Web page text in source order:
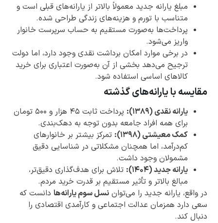
مبلغ یارانه جدید معمولاً بالاتر از یارانه‌های قبلی است و
متناسب با تورم و هزینه‌های زندگی طراحی شده.
پرداخت‌ها به‌صورت مستقیم به حساب سرپرست خانوار
واریز می‌شود.
در برخی موارد امکان برداشت نقدی وجود دارد، اما دولت
ترجیح می‌دهد بخشی از آن به‌صورت اعتباری برای خرید
کالاهای اساسی استفاده شود.
مقایسه با یارانه‌های گذشته
یارانه نقدی (۱۳۸۹):
پرداخت ثابت ۴۵ هزار و ۵۰۰ تومان
برای همه افراد جامعه بدون توجه به دهک‌بندی.
کمک معیشتی (۱۳۹۸):
تمرکز بیشتر بر خانوارهای
کم‌درآمد، اما همچنان مشکلاتی در شناسایی دقیق
مشمولان وجود داشت.
یارانه جدید (۱۴۰۴):
تلاش برای هدف‌گذاری دقیق‌تر،
مبالغ بالاتر و تأثیر مستقیم بر قدرت خرید مردم.
در واقع، یارانه جدید را می‌توان نسل سوم یارانه‌ها دانست که
سعی دارد همزمان عدالت اجتماعی و کارآمدی اقتصادی را
دنبال کند.